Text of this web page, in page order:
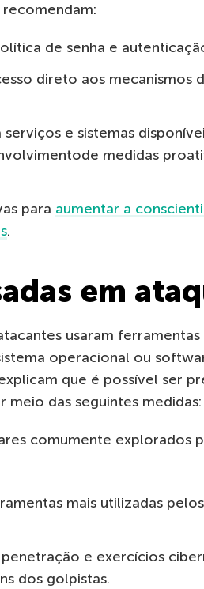
recomendam:
de senha e
direto aos mecanismos
e sistemas
medidas
para aumentar a
.
em
usaram
operacional ou
que é possível ser
das seguintes medidas:
comumente explorados
mais utilizadas pelos
e exercícios
dos golpistas.